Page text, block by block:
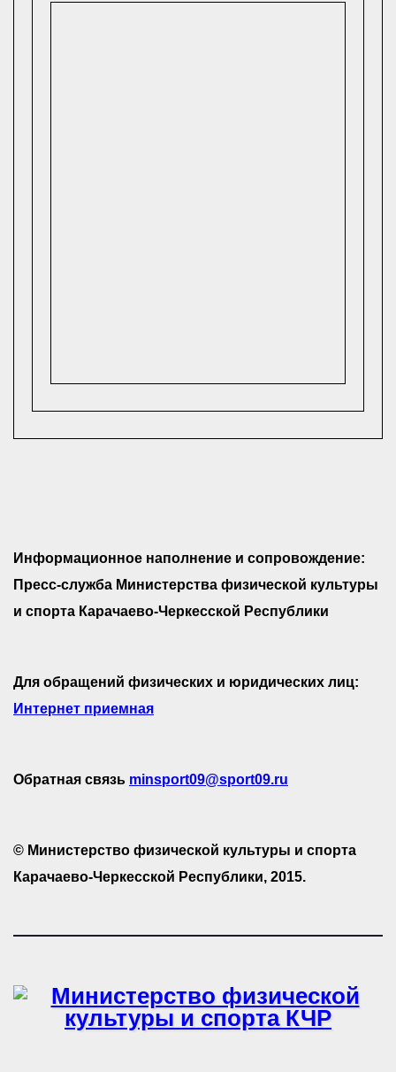
Информационное наполнение и сопровождение:
Пресс-служба Министерства физической культуры
и спорта Карачаево-Черкесской Республики
Для обращений физических и юридических лиц:
Интернет приемная
Обратная связь minsport09@sport09.ru
© Министерство физической культуры и спорта
Карачаево-Черкесской Республики, 2015.